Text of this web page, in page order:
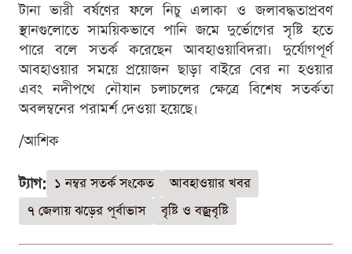
টানা ভারী বর্ষণের ফলে নিচু এলাকা ও জলাবদ্ধতাপ্রবণ
স্থানগুলোতে সাময়িকভাবে পানি জমে দুর্ভোগের সৃষ্টি হতে
পারে বলে সতর্ক করেছেন আবহাওয়াবিদরা। দুর্যোগপূর্ণ
আবহাওয়ার সময়ে প্রয়োজন ছাড়া বাইরে বের না হওয়ার
এবং নদীপথে নৌযান চলাচলের ক্ষেত্রে বিশেষ সতর্কতা
অবলম্বনের পরামর্শ দেওয়া হয়েছে।
/আশিক
ট্যাগ: ১ নম্বর সতর্ক সংকেত
আবহাওয়ার খবর
৭ জেলায় ঝড়ের পূর্বাভাস
বৃষ্টি ও বজ্রবৃষ্টি